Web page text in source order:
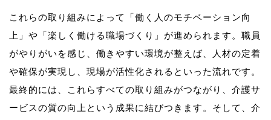
これらの取り組みによって「働く人のモチベーション向
上」や「楽しく働ける職場づくり」が進められます。職員
がやりがいを感じ、働きやすい環境が整えば、人材の定着
や確保が実現し、現場が活性化されるといった流れです。
最終的には、これらすべての取り組みがつながり、介護サ
ービスの質の向上という成果に結びつきます。そして、介